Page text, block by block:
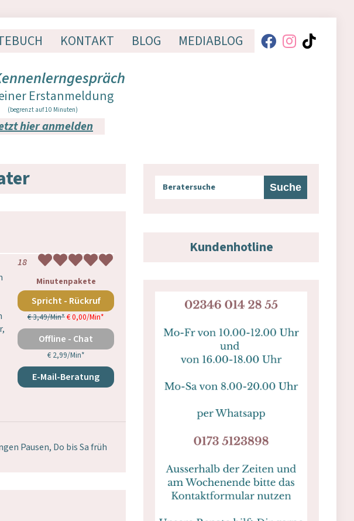
Erstanmeldung
(begrenzt auf 10 Minuten)
hier anmelden
KONTAKT BLOG MEDIABLOG
18
Minutenpakete
Spricht - Rückruf
€ 3,49/Min*€ 0,00/Min*
Offline - Chat
€ 2,99/Min*
E-Mail-Beratung
Pausen, Do bis Sa früh
Kundenhotline